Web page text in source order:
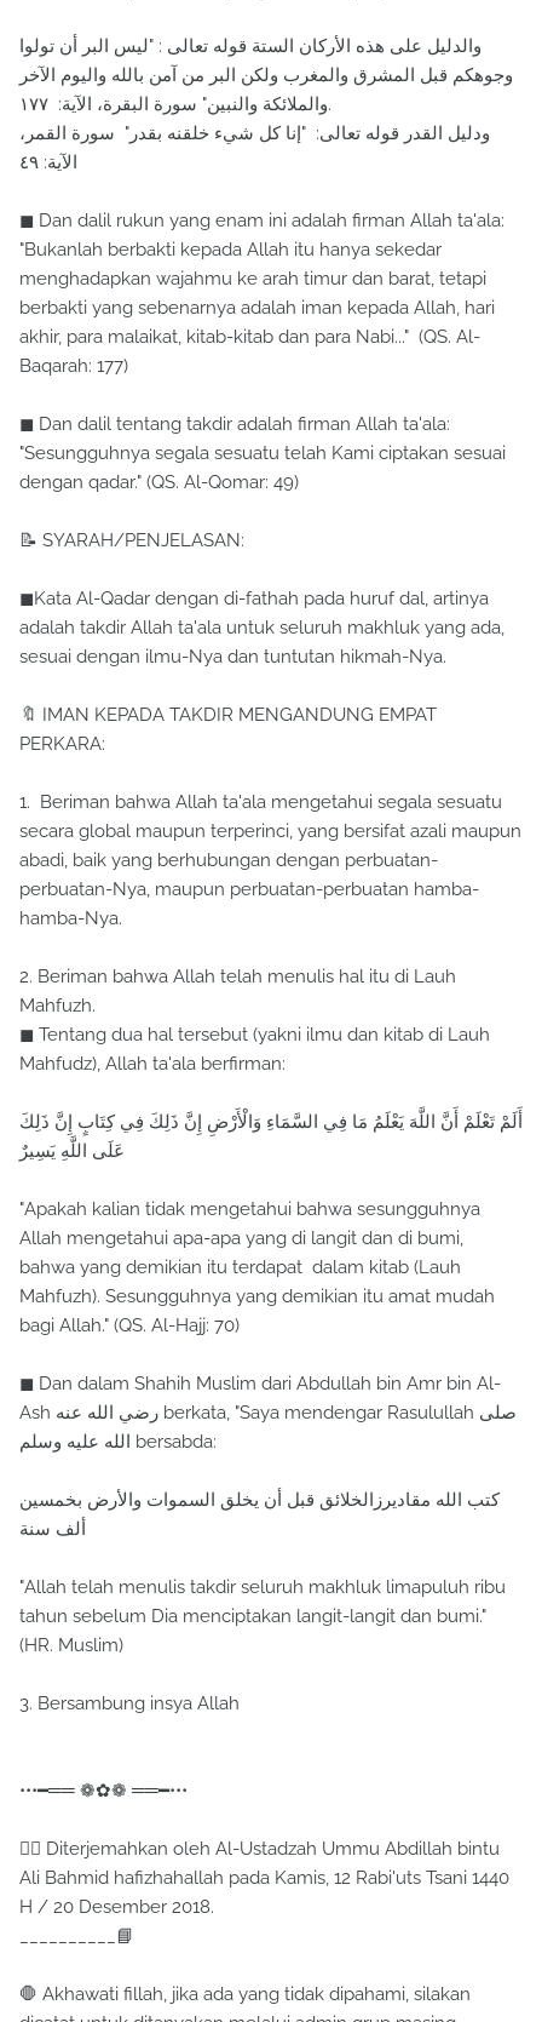
والدليل على هذه الأركان الستة قوله تعالى : "ليس البر أن تولوا
وجوهكم قبل المشرق والمغرب ولكن البر من آمن بالله واليوم الآخر
والملائكة والنبين" سورة البقرة، الآية: ۱٧٧.
ودليل القدر قوله تعالى: "إنا كل شيء خلقنه بقدر" سورة القمر،
الآية: ٤٩
◼ Dan dalil rukun yang enam ini adalah firman Allah ta'ala:
"Bukanlah berbakti kepada Allah itu hanya sekedar
menghadapkan wajahmu ke arah timur dan barat, tetapi
berbakti yang sebenarnya adalah iman kepada Allah, hari
akhir, para malaikat, kitab-kitab dan para Nabi..." (QS. Al-
Baqarah: 177)
◼ Dan dalil tentang takdir adalah firman Allah ta'ala:
"Sesungguhnya segala sesuatu telah Kami ciptakan sesuai
dengan qadar." (QS. Al-Qomar: 49)
📝 SYARAH/PENJELASAN:
◼Kata Al-Qadar dengan di-fathah pada huruf dal, artinya
adalah takdir Allah ta'ala untuk seluruh makhluk yang ada,
sesuai dengan ilmu-Nya dan tuntutan hikmah-Nya.
🔖 IMAN KEPADA TAKDIR MENGANDUNG EMPAT
PERKARA:
1. Beriman bahwa Allah ta'ala mengetahui segala sesuatu
secara global maupun terperinci, yang bersifat azali maupun
abadi, baik yang berhubungan dengan perbuatan-
perbuatan-Nya, maupun perbuatan-perbuatan hamba-
hamba-Nya.
2. Beriman bahwa Allah telah menulis hal itu di Lauh
Mahfuzh.
◼ Tentang dua hal tersebut (yakni ilmu dan kitab di Lauh
Mahfudz), Allah ta'ala berfirman:
أَلَمْ تَعْلَمْ أَنَّ اللَّهَ يَعْلَمُ مَا فِي السَّمَاءِ وَالْأَرْضِ إِنَّ ذَلِكَ فِي كِتَابٍ إِنَّ ذَلِكَ
عَلَى اللَّهِ يَسِيرٌ
"Apakah kalian tidak mengetahui bahwa sesungguhnya
Allah mengetahui apa-apa yang di langit dan di bumi,
bahwa yang demikian itu terdapat dalam kitab (Lauh
Mahfuzh). Sesungguhnya yang demikian itu amat mudah
bagi Allah." (QS. Al-Hajj: 70)
◼ Dan dalam Shahih Muslim dari Abdullah bin Amr bin Al-
Ash رضي الله عنه berkata, "Saya mendengar Rasulullah صلى
الله عليه وسلم bersabda:
كتب الله مقاديرزالخلائق قبل أن يخلق السموات والأرض بخمسين
ألف سنة
"Allah telah menulis takdir seluruh makhluk limapuluh ribu
tahun sebelum Dia menciptakan langit-langit dan bumi."
(HR. Muslim)
3. Bersambung insya Allah
•••━══ ❁✿❁ ══━•••
✍🏼 Diterjemahkan oleh Al-Ustadzah Ummu Abdillah bintu
Ali Bahmid hafizhahallah pada Kamis, 12 Rabi'uts Tsani 1440
H / 20 Desember 2018.
__________📘
🛑 Akhawati fillah, jika ada yang tidak dipahami, silakan